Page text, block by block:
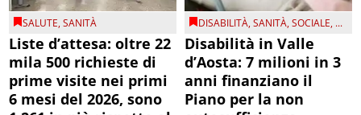
SALUTE,SANITÀ
Liste d’attesa: oltre 22
mila 500 richieste di
prime visite nei primi
6 mesi del 2026, sono
DISABILITÀ,SANITÀ,SOCIALE, ...
Disabilità in Valle
d’Aosta: 7 milioni in 3
anni finanziano il
Piano per la non